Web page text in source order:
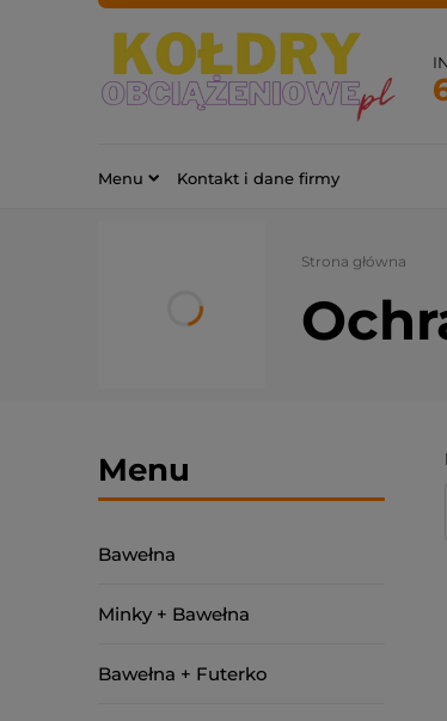
Menu Kontakt i dane firmy
Strona główna
Menu
Bawełna
Minky + Bawełna
Bawełna + Futerko